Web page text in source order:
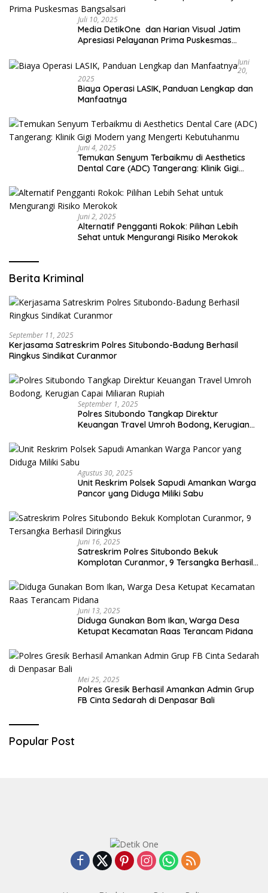
Juli 10, 2025
Media DetikOne dan Harian Visual Jatim
Apresiasi Pelayanan Prima Puskesmas
Juni
20,
2025
Biaya Operasi LASIK, Panduan Lengkap dan
Manfaatnya
Juni 4, 2025
Temukan Senyum Terbaikmu di Aesthetics
Dental Care (ADC) Tangerang: Klinik Gigi
Juni 2, 2025
Alternatif Pengganti Rokok: Pilihan Lebih
Sehat untuk Mengurangi Risiko Merokok
Berita Kriminal
September 11, 2025
Kerjasama Satreskrim Polres Situbondo-Badung Berhasil
Ringkus Sindikat Curanmor
September 1, 2025
Polres Situbondo Tangkap Direktur
Keuangan Travel Umroh Bodong, Kerugian
Agustus 30, 2025
Unit Reskrim Polsek Sapudi Amankan Warga
Pancor yang Diduga Miliki Sabu
Juni 16, 2025
Satreskrim Polres Situbondo Bekuk
Komplotan Curanmor, 9 Tersangka Berhasil
Juni 13, 2025
Diduga Gunakan Bom Ikan, Warga Desa
Ketupat Kecamatan Raas Terancam Pidana
Mei 25, 2025
Polres Gresik Berhasil Amankan Admin Grup
FB Cinta Sedarah di Denpasar Bali
Popular Post